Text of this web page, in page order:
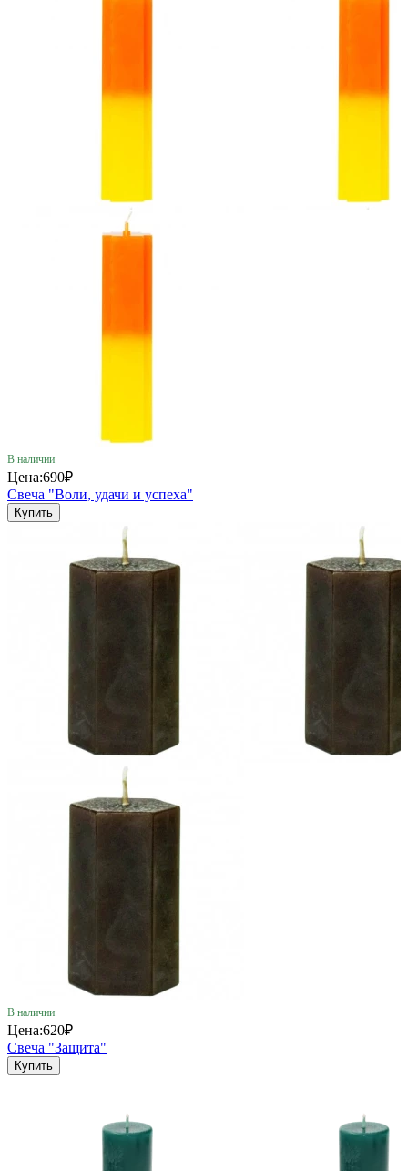
В наличии
Цена:690₽
Свеча "Воли, удачи и успеха"
Купить
В наличии
Цена:620₽
Свеча "Защита"
Купить